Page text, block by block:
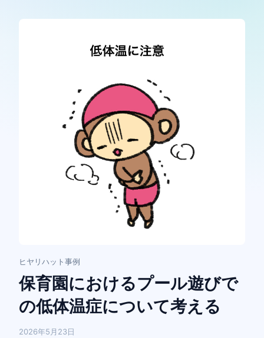
ヒヤリハット事例
保育園におけるプール遊びで
の低体温症について考える
2026年5月23日